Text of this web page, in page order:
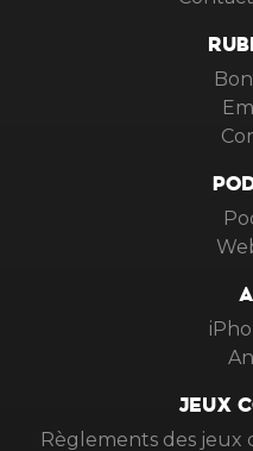
JEUX
Règlements des jeux